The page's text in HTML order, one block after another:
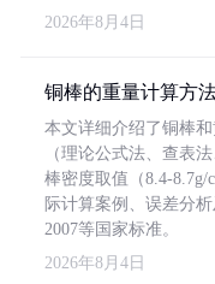
2026年8月4日
铜棒的重量计算方
本文详细介绍了铜棒
（理论公式法、查表
棒密度取值（8.4-8.7g/
际计算案例、误差分
2007等国家标准。
2026年8月4日